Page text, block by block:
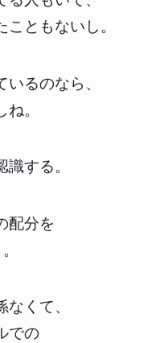
ともないし。
るのなら、
。
する。
配分を
くて、
での